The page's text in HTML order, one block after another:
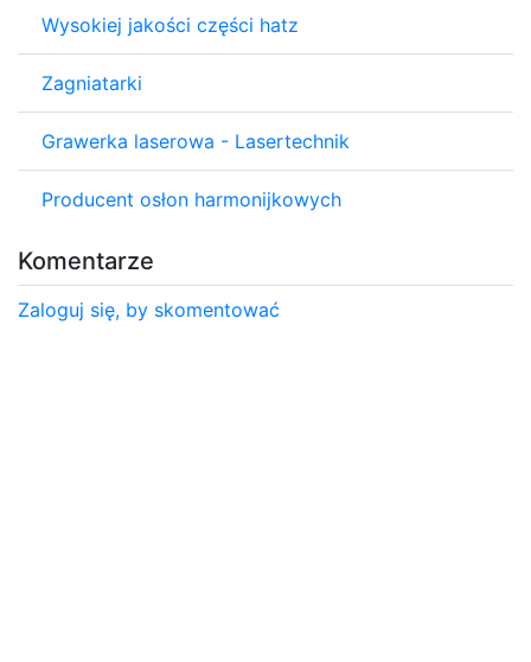
Wysokiej jakości części hatz
Zagniatarki
Grawerka laserowa - Lasertechnik
Producent osłon harmonijkowych
Komentarze
Zaloguj się, by skomentować